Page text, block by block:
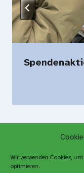
Wir verwenden Cookies,
optimieren.